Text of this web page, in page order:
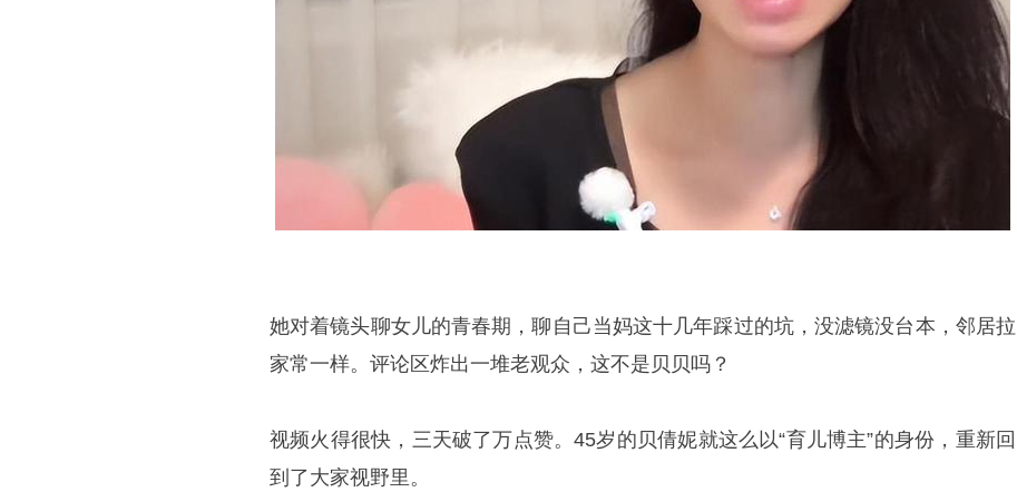
她对着镜头聊女儿的青春期，聊自己当妈这十几年踩过的坑，没滤镜没台本，邻居拉
家常一样。评论区炸出一堆老观众，这不是贝贝吗？
视频火得很快，三天破了万点赞。45岁的贝倩妮就这么以“育儿博主”的身份，重新回
到了大家视野里。